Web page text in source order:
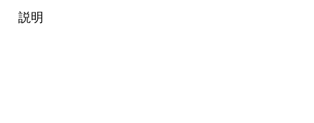
ト
説明